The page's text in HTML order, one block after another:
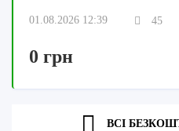
01.08.2026 12:39 45
0 грн
ВСІ